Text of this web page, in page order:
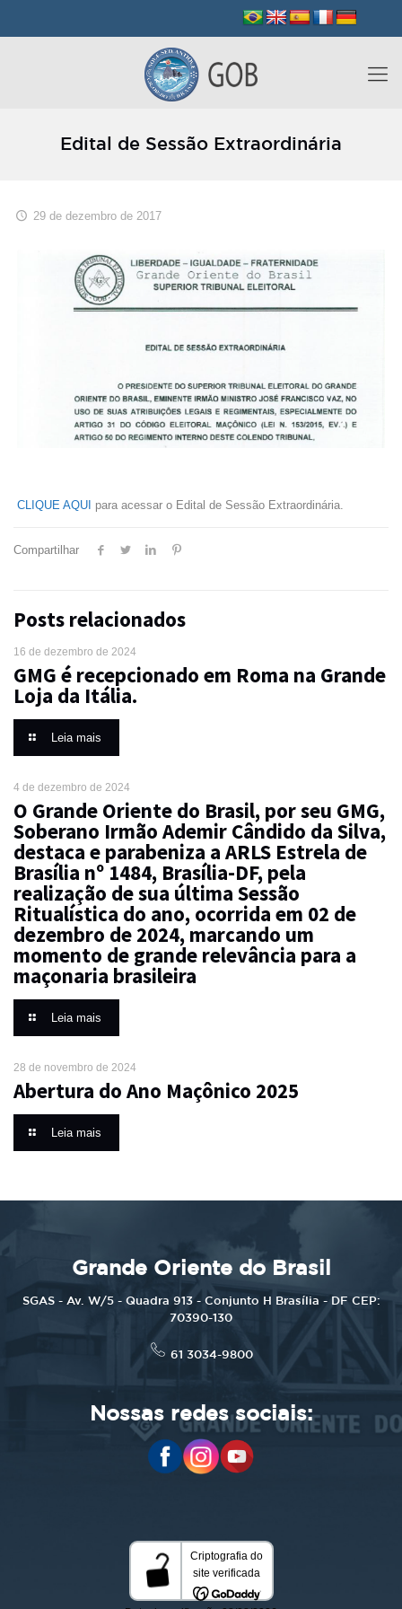
Edital de Sessão Extraordinária
29 de dezembro de 2017
CLIQUE AQUI para acessar o Edital de Sessão Extraordinária.
Compartilhar
Posts relacionados
16 de dezembro de 2024
GMG é recepcionado em Roma na Grande
Loja da Itália.
Leia mais
4 de dezembro de 2024
O Grande Oriente do Brasil, por seu GMG,
Soberano Irmão Ademir Cândido da Silva,
destaca e parabeniza a ARLS Estrela de
Brasília nº 1484, Brasília-DF, pela
realização de sua última Sessão
Ritualística do ano, ocorrida em 02 de
dezembro de 2024, marcando um
momento de grande relevância para a
maçonaria brasileira
Leia mais
28 de novembro de 2024
Abertura do Ano Maçônico 2025
Leia mais
Grande Oriente do Brasil
SGAS - Av. W/5 - Quadra 913 - Conjunto H Brasília - DF CEP:
70390-130
61 3034-9800
Nossas redes sociais: